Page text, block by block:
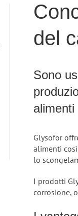
del
Sono
alimenti
Glysofor
alimenti
lo
I prodotti
corrosione,